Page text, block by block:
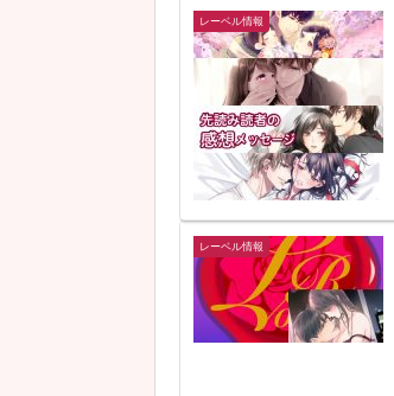
レーベル情報
レーベル情報